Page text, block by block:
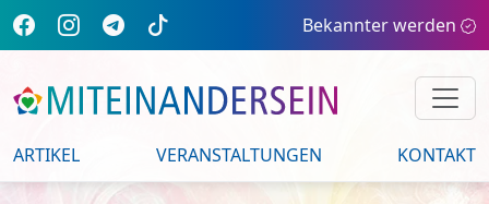
Bekannter werden
ARTIKEL VERANSTALTUNGEN KONTAKT